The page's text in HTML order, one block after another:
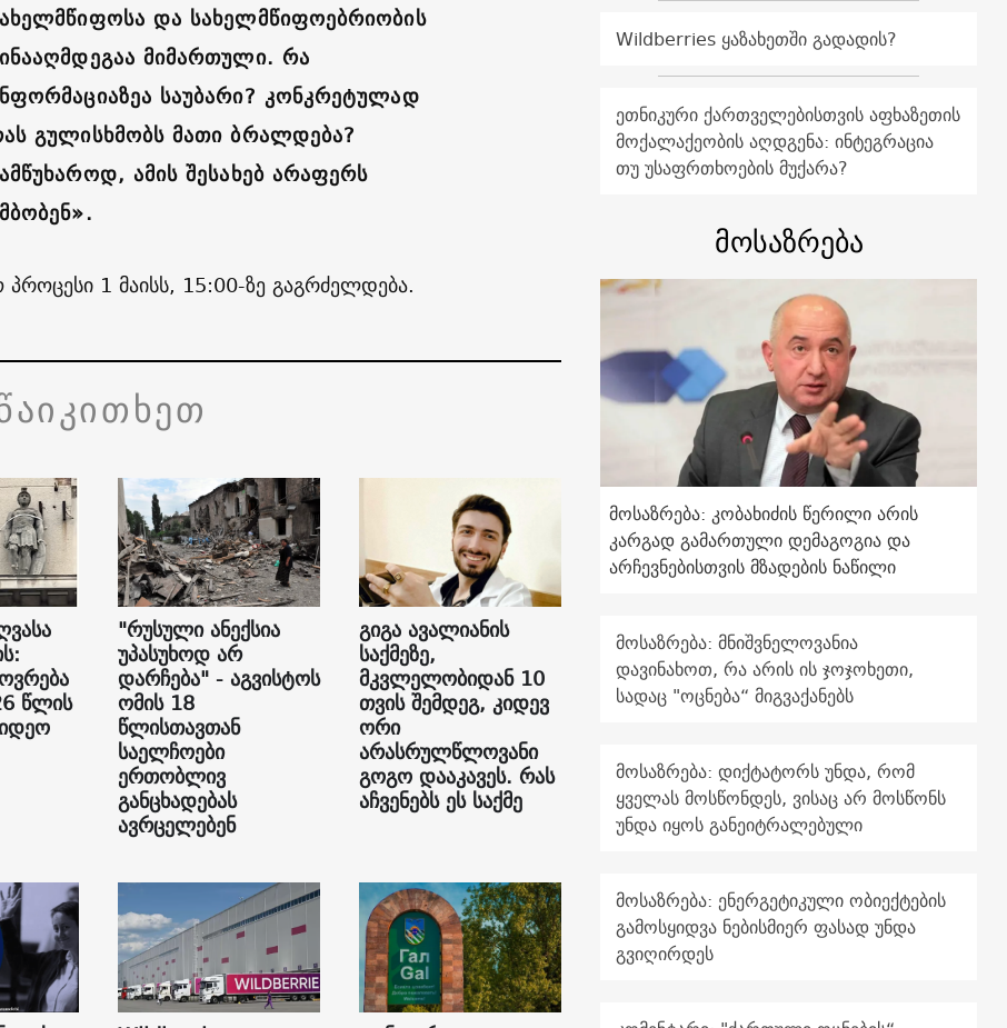
და სახელმწიფოებრიობის
მიმართული. რა
საუბარი? კონკრეტულად
გულისხმობს მათი ბრალდება?
ამის შესახებ არაფერს
1 მაისს, 15:00-ზე გაგრძელდება.
წლის
"რუსული ანექსია
უპასუხოდ არ
დარჩება" - აგვისტოს
ომის 18
წლისთავთან
საელჩოები
ერთობლივ
განცხადებას
ავრცელებენ
გიგა ავალიანის
საქმეზე,
მკვლელობიდან 10
თვის შემდეგ, კიდევ
ორი
არასრულწლოვანი
გოგო დააკავეს. რას
აჩვენებს ეს საქმე
Wildberries ყაზახეთში გადადის?
ეთნიკური ქართველებისთვის აფხაზეთის
მოქალაქეობის აღდგენა: ინტეგრაცია
თუ უსაფრთხოების მუქარა?
მოსაზრება
მოსაზრება: კობახიძის წერილი არის
კარგად გამართული დემაგოგია და
არჩევნებისთვის მზადების ნაწილი
მოსაზრება: მნიშვნელოვანია
დავინახოთ, რა არის ის ჯოჯოხეთი,
სადაც "ოცნება“ მიგვაქანებს
მოსაზრება: დიქტატორს უნდა, რომ
ყველას მოსწონდეს, ვისაც არ მოსწონს
უნდა იყოს განეიტრალებული
მოსაზრება: ენერგეტიკული ობიექტების
გამოსყიდვა ნებისმიერ ფასად უნდა
გვიღირდეს